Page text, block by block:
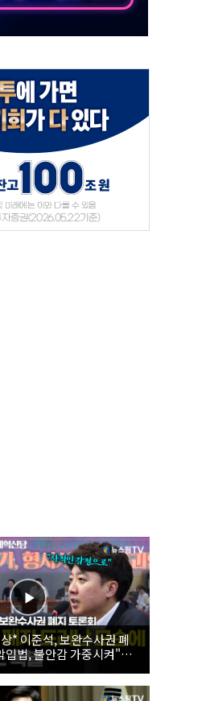
도 속도
* 이준석, 보완수사권 폐
입법, 불안감 가중시켜"｜
보완수사권 폐지 토론회